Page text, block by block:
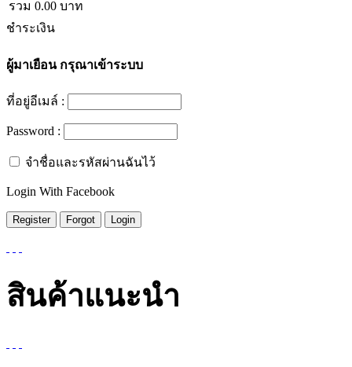
รวม 0.00 บาท
ชำระเงิน
ผู้มาเยือนกรุณาเข้าระบบ
ที่อยู่อีเมล์ :
Password :
จำชื่อและรหัสผ่านฉันไว้
Login With Facebook
สินค้าแนะนำ